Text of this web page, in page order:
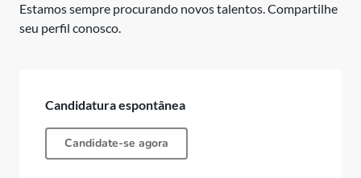
Estamos sempre procurando novos talentos. Compartilhe
seu perfil conosco.
Candidatura espontânea
Candidate-se agora